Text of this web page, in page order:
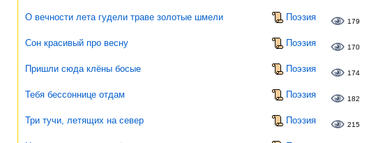
О вечности лета гудели траве золотые шмели Поэзия 179
Сон красивый про весну Поэзия 170
Пришли сюда клёны босые Поэзия 174
Тебя бессоннице отдам Поэзия 182
Три тучи, летящих на север Поэзия 215